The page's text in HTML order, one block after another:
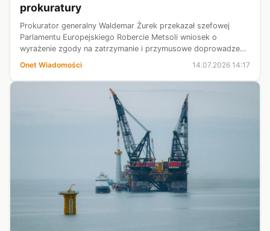
prokuratury
Prokurator generalny Waldemar Żurek przekazał szefowej
Parlamentu Europejskiego Robercie Metsoli wniosek o
wyrażenie zgody na zatrzymanie i przymusowe doprowadzenie
przed wymiar sprawiedliwości europosła Grzegorza Brauna.
Onet Wiadomości 14.07.2026 14:17